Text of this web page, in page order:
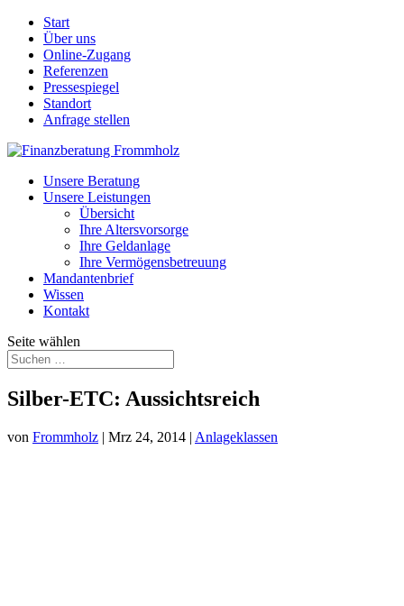
Start
Über uns
Online-Zugang
Referenzen
Pressespiegel
Standort
Anfrage stellen
Unsere Beratung
Unsere Leistungen
Übersicht
Ihre Altersvorsorge
Ihre Geldanlage
Ihre Vermögensbetreuung
Mandantenbrief
Wissen
Kontakt
Seite wählen
Silber-ETC: Aussichtsreich
von Frommholz | Mrz 24, 2014 | Anlageklassen